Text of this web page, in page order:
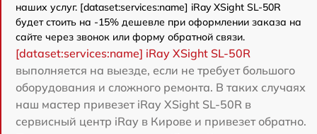
наших услуг. [dataset:services:name] iRay XSight SL-50R
будет стоить на -15% дешевле при оформлении заказа на
сайте через звонок или форму обратной связи.
[dataset:services:name] iRay XSight SL-50R
выполняется на выезде, если не требует большого
оборудования и сложного ремонта. В таких случаях
наш мастер привезет iRay XSight SL-50R в
сервисный центр iRay в Кирове и привезет обратно.